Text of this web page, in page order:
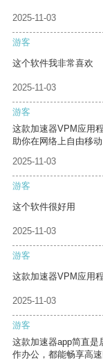
2025-11-03
游客
这个软件我非常喜欢
2025-11-03
游客
这款加速器VPM应用
助你在网络上自由移动
2025-11-03
游客
这个软件很好用
2025-11-03
游客
这款加速器VPM应用
2025-11-03
游客
这款加速器app简直是
作办公，都能畅享高